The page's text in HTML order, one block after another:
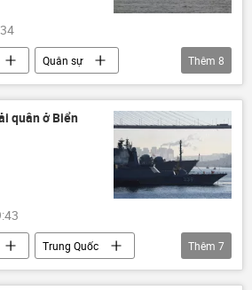
Quân sự
cuộc tập trận
Thêm 8
quân ở Biển
Trung Quốc
Thêm 7